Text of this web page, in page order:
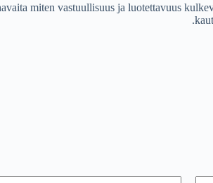
miten vastuullisuus ja luotettavuus